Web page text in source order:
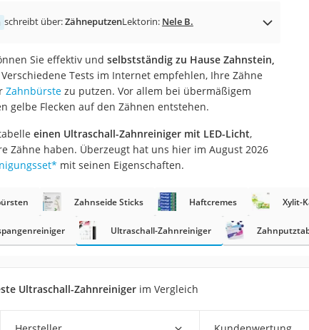
Katzenklappe (Chip)
Masturbator
Massagepistole
Epilierer
Reisehaartrockner
Eiweißpulver
Katzenklappe
Nackenmassagegerät
Zeckenschutz Katze
Philips-Sonicare-Zahnbürste
schreibt über:ZähneputzenLektorin: Nele B.
Sie effektiv und selbstständig zu Hause Zahnstein,
Verschiedene Tests im Internet empfehlen, Ihre Zähne
Zahnbürstezu putzen. Vor allem bei übermäßigem
gelbe Flecken auf den Zähnen entstehen.
einen Ultraschall-Zahnreiniger mit LED-Licht,
Zähne haben. Überzeugt hat uns hier im August 2026
* mit seinen Eigenschaften.
Zahnseide Sticks Haftcremes Xylit-
Ultraschall-Zahnreiniger
Ultraschall-Zahnreiniger im Vergleich